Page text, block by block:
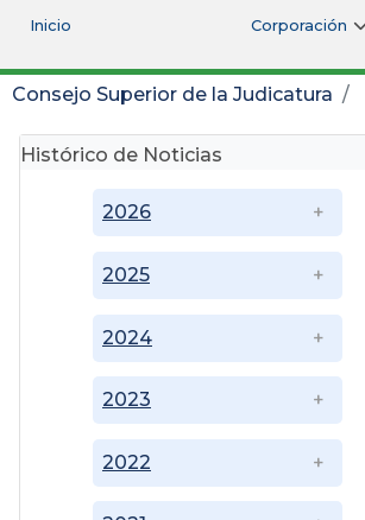
Inicio Corporación
Consejo Superior de la Judicatura
Histórico de Noticias
2022
2023
2024
2025
2026